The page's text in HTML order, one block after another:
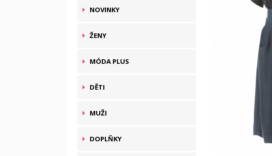
NOVINKY
ŽENY
MÓDA PLUS
DĚTI
MUŽI
DOPLŇKY